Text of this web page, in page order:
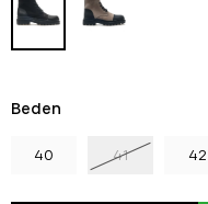
Beden
40 41 42